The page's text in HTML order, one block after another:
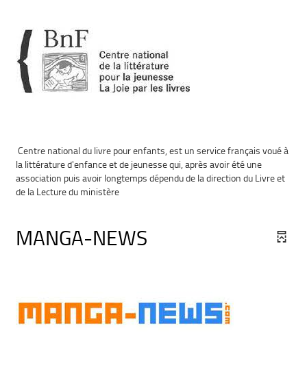
Centre national du livre pour enfants, est un service français voué à
la littérature d'enfance et de jeunessequi, après avoir été une
association puis avoir longtemps dépendu de ladirection du Livre et
de la Lecturedu ministère
MANGA-NEWS